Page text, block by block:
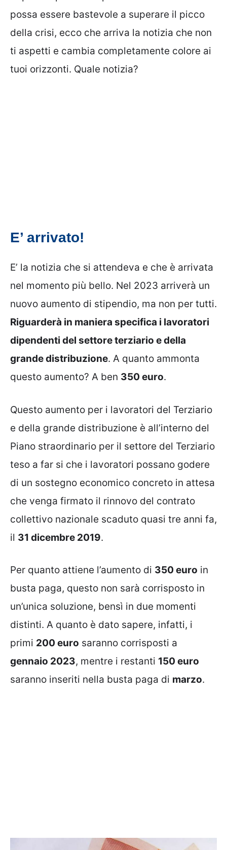
possa essere bastevole a superare il picco
della crisi, ecco che arriva la notizia che non
ti aspetti e cambia completamente colore ai
tuoi orizzonti. Quale notizia?
E’ arrivato!
E’ la notizia che si attendeva e che è arrivata
nel momento più bello. Nel 2023 arriverà un
nuovo aumento di stipendio, ma non per tutti.
Riguarderà in maniera specifica i lavoratori
dipendenti del settore terziario e della
grande distribuzione. A quanto ammonta
questo aumento? A ben 350 euro.
Questo aumento per i lavoratori del Terziario
e della grande distribuzione è all’interno del
Piano straordinario per il settore del Terziario
teso a far si che i lavoratori possano godere
di un sostegno economico concreto in attesa
che venga firmato il rinnovo del contrato
collettivo nazionale scaduto quasi tre anni fa,
il 31 dicembre 2019.
Per quanto attiene l’aumento di 350 euro in
busta paga, questo non sarà corrisposto in
un’unica soluzione, bensì in due momenti
distinti. A quanto è dato sapere, infatti, i
primi 200 euro saranno corrisposti a
gennaio 2023, mentre i restanti 150 euro
saranno inseriti nella busta paga di marzo.